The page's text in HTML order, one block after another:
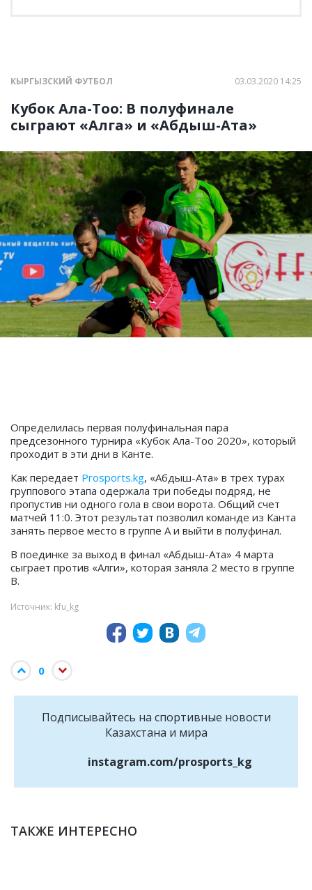
КЫРГЫЗСКИЙ ФУТБОЛ 03.03.2020 14:25
Кубок Ала-Тоо: В полуфинале
сыграют «Алга» и «Абдыш-Ата»
Определилась первая полуфинальная пара
предсезонного турнира «Кубок Ала-Тоо 2020», который
проходит в эти дни в Канте.
Как передает Prosports.kg, «Абдыш-Ата» в трех турах
группового этапа одержала три победы подряд, не
пропустив ни одного гола в свои ворота. Общий счет
матчей 11:0. Этот результат позволил команде из Канта
занять первое место в группе А и выйти в полуфинал.
В поединке за выход в финал «Абдыш-Ата» 4 марта
сыграет против «Алги», которая заняла 2 место в группе
В.
Источник: kfu_kg
0
Подписывайтесь на cпортивные новости
Казахстана и мира
instagram.com/prosports_kg
ТАКЖЕ ИНТЕРЕСНО